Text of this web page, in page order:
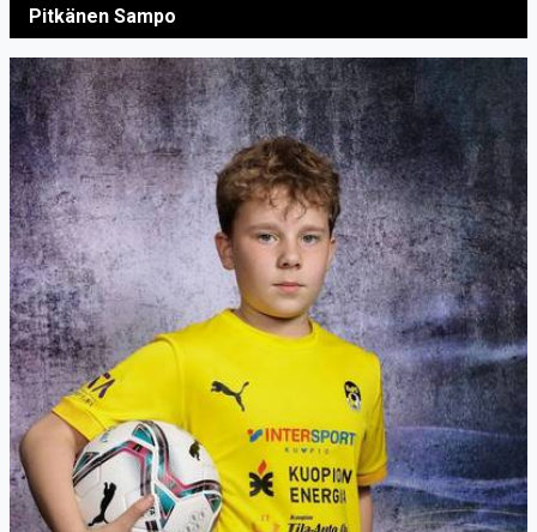
Pitkänen Sampo